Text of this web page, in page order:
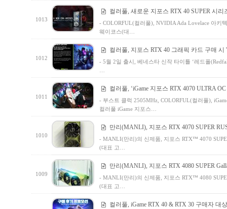
1013
컬러풀, 새로운 지포스 RTX 40 SUPER 시
- COLORFUL(컬러풀), NVIDIA Ada Lovelace 아키
웨이코스(대…
1012
컬러풀, 지포스 RTX 40 그래픽 카드 구매 시
- 5월 2일 출시, 베네스타 신작 타이틀 ‘레드폴
1011
컬러풀, ‘iGame 지포스 RTX 4070 ULTRA
- 부스트 클럭 2505MHz, COLORFUL(컬러풀),
컬러풀 iGame 지포스…
1010
만리(MANLI), 지포스 RTX 4070 SUPER
- MANLI(만리)의 신제품, 지포스 RTX™ 4070
(대표 고…
1009
만리(MANLI), 지포스 RTX 4080 SUPER
- MANLI(만리)의 신제품, 지포스 RTX™ 4080
(대표 고…
컬러풀, iGame RTX 40 & RTX 30 구매자 대